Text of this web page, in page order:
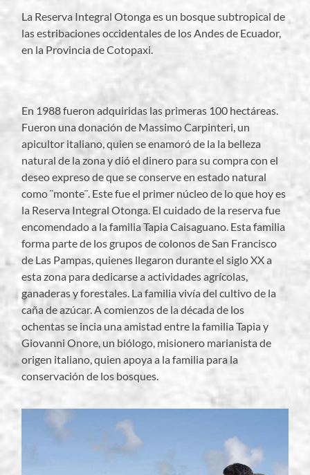
La Reserva Integral Otonga es un bosque subtropical de
las estribaciones occidentales de los Andes de Ecuador,
en la Provincia de Cotopaxi.
En 1988 fueron adquiridas las primeras 100 hectáreas.
Fueron una donación de Massimo Carpinteri, un
apicultor italiano, quien se enamoró de la la belleza
natural de la zona y dió el dinero para su compra con el
deseo expreso de que se conserve en estado natural
como ¨monte¨. Este fue el primer núcleo de lo que hoy es
la Reserva Integral Otonga. El cuidado de la reserva fue
encomendado a la familia Tapia Caisaguano. Esta familia
forma parte de los grupos de colonos de San Francisco
de Las Pampas, quienes llegaron durante el siglo XX a
esta zona para dedicarse a actividades agrícolas,
ganaderas y forestales. La familia vivía del cultivo de la
caña de azúcar. A comienzos de la década de los
ochentas se incia una amistad entre la familia Tapia y
Giovanni Onore, un biólogo, misionero marianista de
origen italiano, quien apoya a la familia para la
conservación de los bosques.